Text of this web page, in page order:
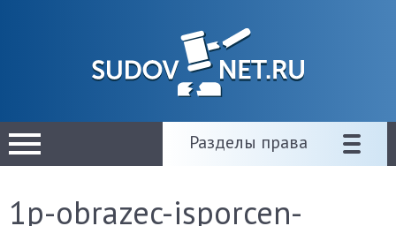
Разделы права
1p-obrazec-isporcen-